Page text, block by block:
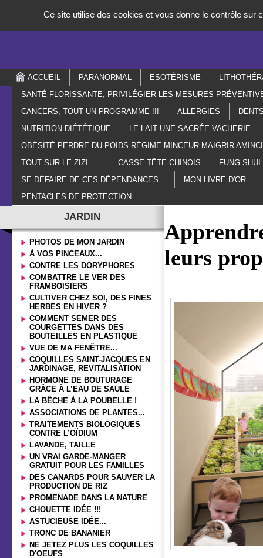
ACCUEIL PARANORMAL ESOTÉRISME
SANTÉ FLORISSANTE; PRIVILÉGIER LES MESURES
CANCERS, TOUT UN PROGRAMME !!!
ALLERGIES
NUTRITION-DIÉTÉTIQUE
LE LAIT UNE SACRÉE VACHERIE
OBÉSITÉ PERDRE DU POIDS RÉGIME MINCEUR MAIGRIR
TOUT SUR LE ZIZI ....
CASSE TÊTE CHINOIS
FUNG SHUI
SE DÉFAIRE DE CES DÉPENDANCES...
MON LIVRE D'OR
PENTACLES DE PROTECTION
JARDIN
PHOTOS DE MON JARDIN
À VOS PINCEAUX...
CONTRE LES DORYPHORES
COMBATTRE LE VER DES
FRAMBOISIERS
CULTIVER CHEZ SOI, DES FINES
HERBES EN HIVER ?
COMMENT SEMER DES
COURGETTES DANS DES
BOUTEILLES EN PLASTIQUE
VUE DE MA FENÊTRE...
COQUILLES SAINT-JACQUES EN
JARDINAGE, REVITALISATION
HORMONE DE BOUTURAGE
GRÂCE À L’EAU DE SAULE
LA BÊCHE À LA POUBELLE !
ASSOCIATIONS DE PLANTES...
TRAITEMENTS BIOLOGIQUES
CONTRE L’OÏDIUM
LAVANDE, TAILLE
UN VRAI GARDE-MANGER
GRATUIT POUR LES FAMILLES
DES CANARDS POUR SAUVER LA
PRODUCTION DE RIZ
PROMENADE DANS LA NATURE
CHOUETTE IDÉE !!!
ASTUCIEUSE IDÉE...
TRONC DE BANANIER
NE JETEZ PLUS LES COQUILLES
D'OEUFS
leurs
Ce site utilise des cookies et vous donne le contrôle sur